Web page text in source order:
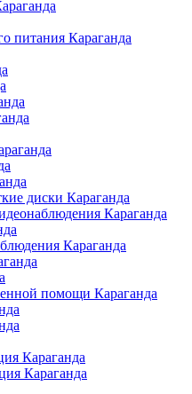
питания Караганда
диски Караганда
Караганда
Караганда
помощи Караганда
Караганда
Караганда